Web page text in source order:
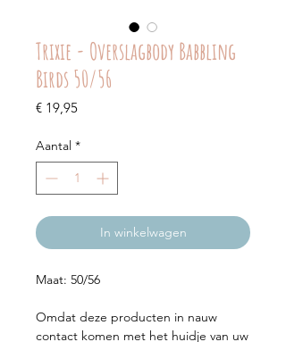
Trixie - Overslagbody Babbling
Birds 50/56
€ 19,95Prijs
Aantal *
In winkelwagen
Maat: 50/56
Omdat deze producten in nauw
contact komen met het huidje van uw